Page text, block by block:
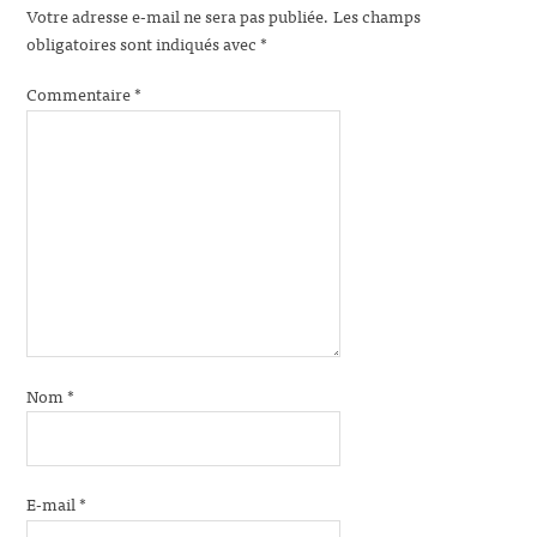
Votre adresse e-mail ne sera pas publiée. Les champs
obligatoires sont indiqués avec*
Commentaire*
Nom*
E-mail*